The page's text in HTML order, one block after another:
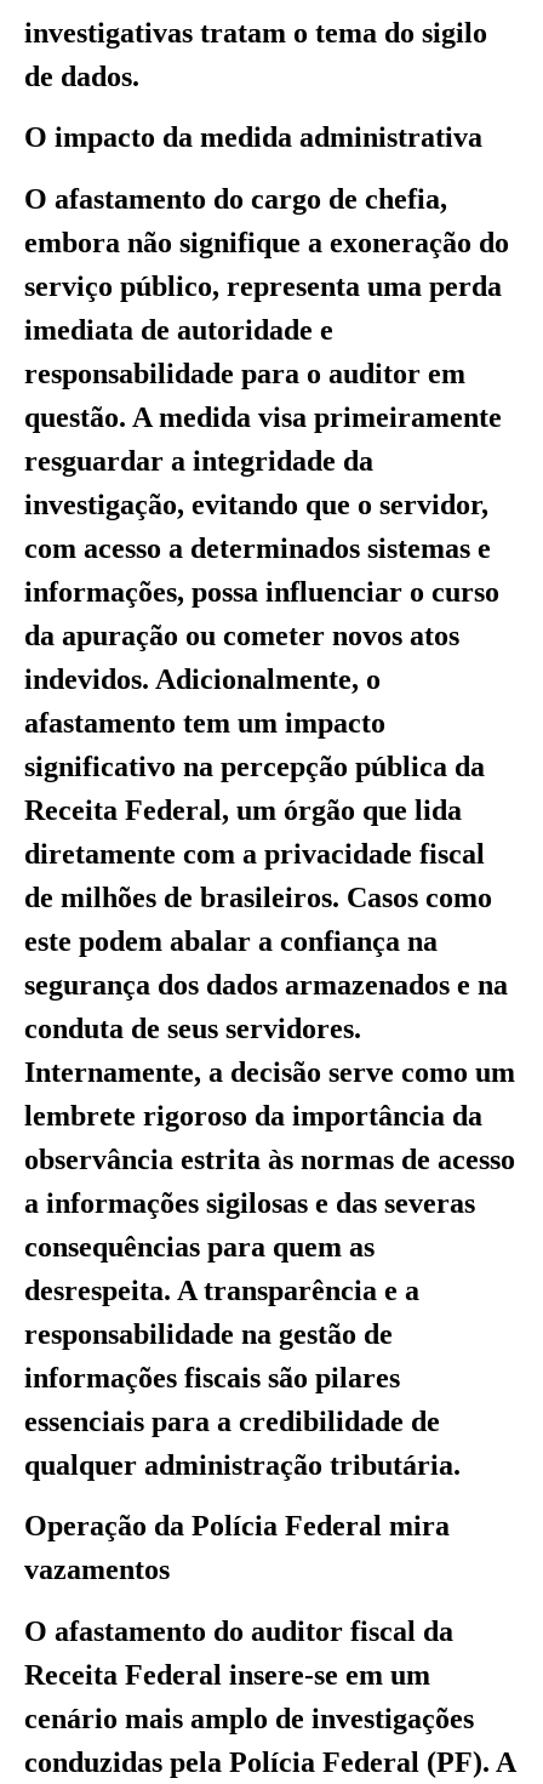
investigativas tratam o tema do sigilo
de dados.
O impacto da medida administrativa
O afastamento do cargo de chefia,
embora não signifique a exoneração do
serviço público, representa uma perda
imediata de autoridade e
responsabilidade para o auditor em
questão. A medida visa primeiramente
resguardar a integridade da
investigação, evitando que o servidor,
com acesso a determinados sistemas e
informações, possa influenciar o curso
da apuração ou cometer novos atos
indevidos. Adicionalmente, o
afastamento tem um impacto
significativo na percepção pública da
Receita Federal, um órgão que lida
diretamente com a privacidade fiscal
de milhões de brasileiros. Casos como
este podem abalar a confiança na
segurança dos dados armazenados e na
conduta de seus servidores.
Internamente, a decisão serve como um
lembrete rigoroso da importância da
observância estrita às normas de acesso
a informações sigilosas e das severas
consequências para quem as
desrespeita. A transparência e a
responsabilidade na gestão de
informações fiscais são pilares
essenciais para a credibilidade de
qualquer administração tributária.
Operação da Polícia Federal mira
vazamentos
O afastamento do auditor fiscal da
Receita Federal insere-se em um
cenário mais amplo de investigações
conduzidas pela Polícia Federal (PF). A